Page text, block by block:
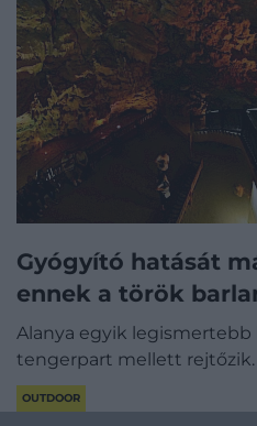
Gyógyító hatását
ennek a török
Alanya egyik
tengerpart mellett rejtőzik.
OUTDOOR